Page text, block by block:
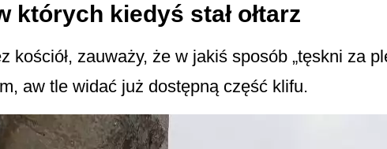
których kiedyś stał ołtarz
kościół, zauważy, że w jakiś sposób „tęskni za
aw tle widać już dostępną część klifu.